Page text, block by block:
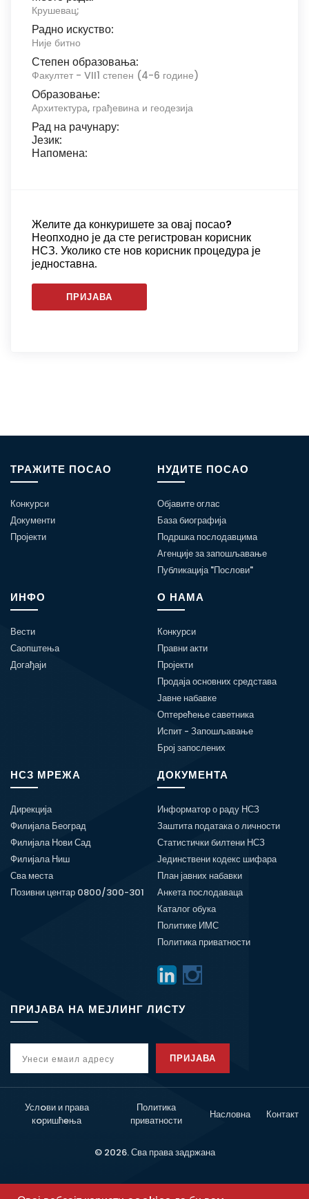
Крушевац;
Радно искуство:
Није битно
Степен образовања:
Факултет - VII1 степен (4-6 године)
Образовање:
Архитектура, грађевина и геодезија
Рад на рачунару:
Језик:
Напомена:
Желите да конкуришете за овај посао?
Неопходно је да сте регистрован корисник
НСЗ. Уколико сте нов корисник процедура је
једноставна.
ПРИЈАВА
ТРАЖИТЕ ПОСАО
Конкурси
Документи
Пројекти
НУДИТЕ ПОСАО
Објавите оглас
База биографија
Подршка послодавцима
Агенције за запошљавање
Публикација "Послови"
ИНФО
Вести
Саопштења
Догађаји
О НАМА
Конкурси
Правни акти
Пројекти
Продаја основних средстава
Јавне набавке
Оптерећење саветника
Испит - Запошљавање
Број запослених
НСЗ МРЕЖА
Дирекција
Филијала Београд
Филијала Нови Сад
Филијала Ниш
Сва места
Позивни центар 0800/300-301
ДОКУМЕНТА
Информатор о раду НСЗ
Заштита података о личности
Статистички билтени НСЗ
Јединствени кодекс шифара
План јавних набавки
Анкета послодаваца
Каталог обука
Политике ИМС
Политика приватности
ПРИЈАВА НА МЕЈЛИНГ ЛИСТУ
ПРИЈАВА
Услoви и права
кoришћeња
Политика
приватности
Насловна Контакт
© 2026. Сва права задржана